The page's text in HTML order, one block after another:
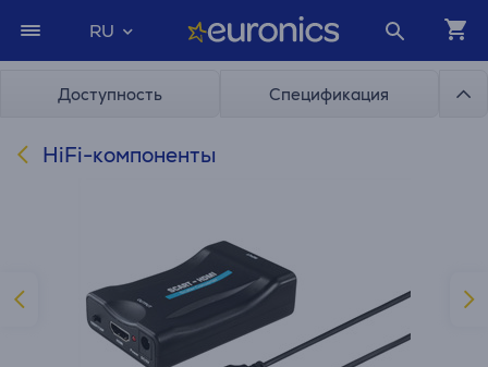
RU
Доступность Спецификация
HiFi-компоненты